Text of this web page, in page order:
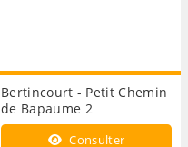
Bertincourt - Petit Chemin
de Bapaume 2
Consulter